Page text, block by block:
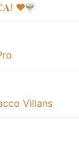
❤️💙
Villans